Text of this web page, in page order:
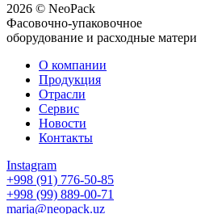
2026 © NeoPack
Фасовочно-упаковочное
оборудование и расходные
О компании
Продукция
Отрасли
Сервис
Новости
Контакты
Instagram
+998 (91) 776-50-85
+998 (99) 889-00-71
maria@neopack.uz